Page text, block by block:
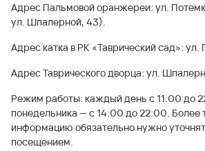
Адрес Пальмовой оранжереи: ул.
ул. Шпалерной, 43).
Адрес катка в РК «Таврический сад»:
Адрес Таврического дворца: ул.
Режим работы: каждый день с 11:00 до
понедельника — с 14:00 до 22:00. Более
информацию обязательно нужно
посещением.